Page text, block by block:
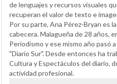
de lenguajes y recursos visuales
recuperan el valor de texto e
Por su parte, Ana Pérez-Bryan es
cabecera. Malagueña de 28 años,
Periodismo y ese mismo año pasó
"Diario Sur". Desde entonces ha
Cultura y Espectáculos del diario,
actividad profesional.